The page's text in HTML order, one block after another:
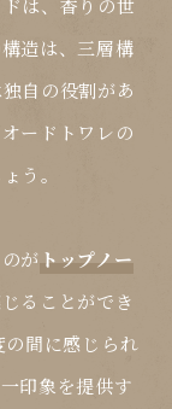
は、香りの世
造は、三層構
自の役割があ
ードトワレの
う。
が トップノー
ることができ
間に感じられ
印象を提供す